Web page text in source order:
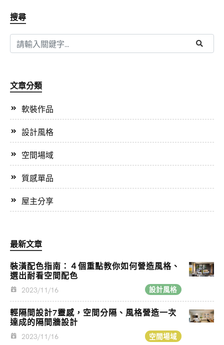
搜尋
文章分類
軟裝作品
設計風格
空間場域
質感單品
屋主分享
最新文章
裝潢配色指南：４個重點教你如何營造風格、
選出耐看空間配色
2023/11/16 設計風格
輕隔間設計7靈感，空間分隔、風格營造一次
達成的隔間牆設計
2023/11/16 空間場域